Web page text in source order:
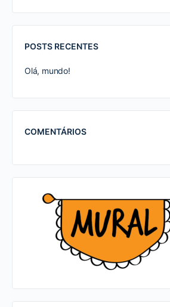
POSTS RECENTES
Olá, mundo!
COMENTÁRIOS